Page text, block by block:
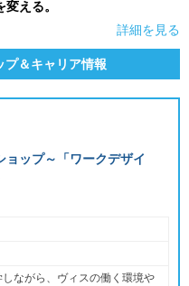
える。
詳細を見る
プ＆キャリア情報
ョップ～「ワークデザイ
ながら、ヴィスの働く環境や